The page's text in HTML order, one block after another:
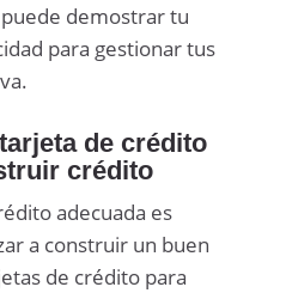
demostrar tu
para gestionar tus
de crédito
crédito
adecuada es
a construir un buen
de crédito para